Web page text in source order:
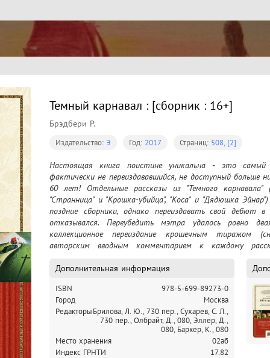
Темный карнавал : [сборник : 16+]
Брэдбери Р.
Издательство: Э Год: 2017 Страниц: 508, [2]
Настоящая книга поистине уникальна - это
фактически не переиздававшийся, не доступный больше
60 лет! Отдельные рассказы из "Темного
"Странница" и "Крошка-убийца", "Коса" и "Дядюшка
поздние сборники, однако переиздавать свой дебют в
отказывался. Переубедить мэтра удалось ровно
коллекционное переиздание крошечным тиражом
авторским вводным комментарием к каждому
Дополнительная информация
ISBN
978-5-699-89273-0
Город
Москва
РедакторыБрилова, Л. Ю., 730 пер., Сухарев, С. Л.,
730 пер., Олбрайт, Д., 080, Эллер, Д.,
080, Баркер, К., 080
Место хранения
02аб
Индекс ГРНТИ
17.82